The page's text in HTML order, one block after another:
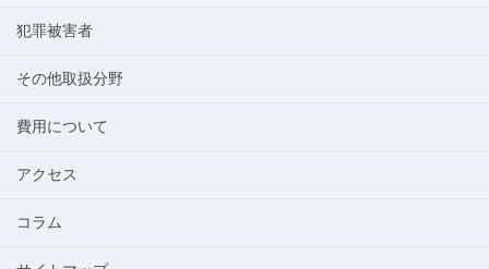
犯罪被害者
その他取扱分野
費用について
アクセス
コラム